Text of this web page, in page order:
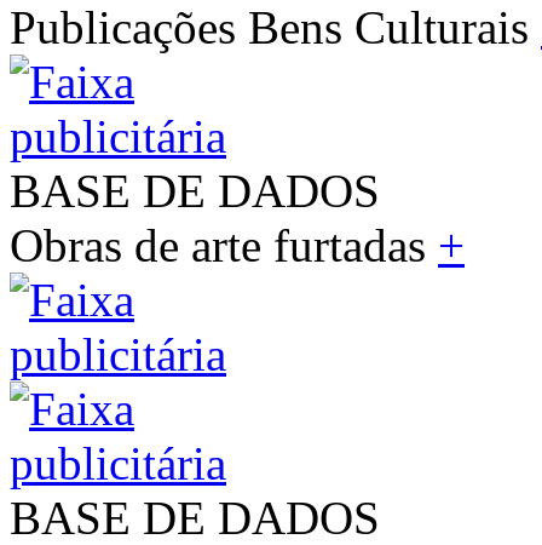
Publicações Bens Culturais
BASE DE DADOS
Obras de arte furtadas +
BASE DE DADOS